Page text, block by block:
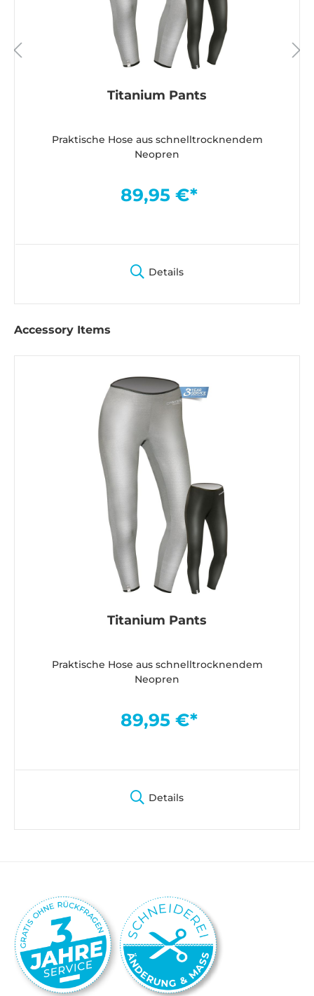
Titanium Pants
Praktische Hose aus schnelltrocknendem
Neopren
89,95 €*
Details
Accessory Items
Titanium Pants
Praktische Hose aus schnelltrocknendem
Neopren
89,95 €*
Details